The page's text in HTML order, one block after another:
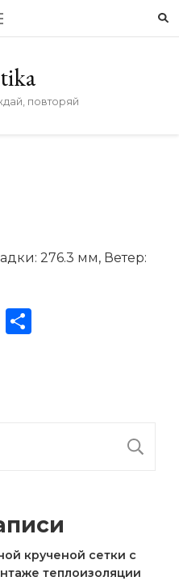
повторяй
276.3 мм, Ветер:
Odnoklassniki
крученой сетки с
теплоизоляции